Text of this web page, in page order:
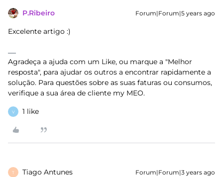
P.Ribeiro Forum|Forum|5 years ago
Excelente artigo :)
Agradeça a ajuda com um Like, ou marque a "Melhor
resposta", para ajudar os outros a encontrar rapidamente a
solução. Para questões sobre as suas faturas ou consumos,
verifique a sua área de cliente my MEO.
V 1 like
T Tiago Antunes Forum|Forum|3 years ago